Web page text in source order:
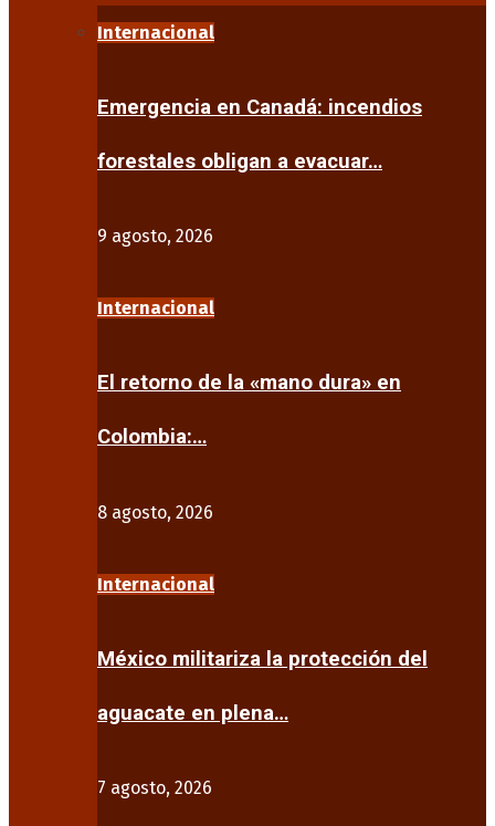
Internacional
Emergencia en Canadá: incendios
forestales obligan a evacuar…
9 agosto, 2026
Internacional
El retorno de la «mano dura» en
Colombia:…
8 agosto, 2026
Internacional
México militariza la protección del
aguacate en plena…
7 agosto, 2026